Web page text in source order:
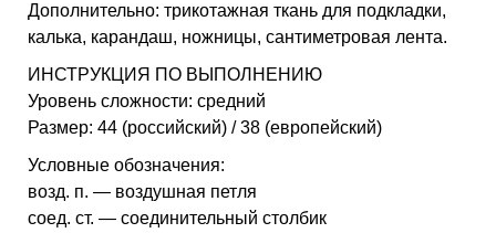
Дополнительно: трикотажная ткань для подкладки,
калька, карандаш, ножницы, сантиметровая лента.
ИНСТРУКЦИЯ ПО ВЫПОЛНЕНИЮ
Уровень сложности: средний
Размер: 44 (российский) / 38 (европейский)
Условные обозначения:
возд. п. — воздушная петля
соед. ст. — соединительный столбик